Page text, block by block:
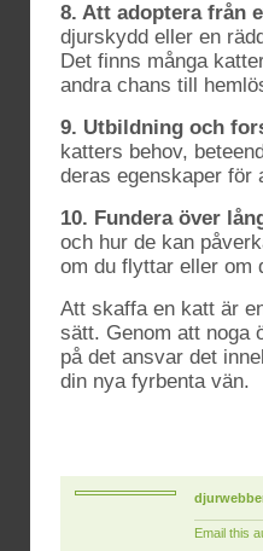
8. Att adoptera från
djurskydd eller en
Det finns många
andra chans till
9. Utbildning och
katters behov,
deras egenskaper
10. Fundera över
och hur de kan
om du flyttar eller om
Att skaffa en katt är
sätt. Genom att noga
på det ansvar det
din nya fyrbenta vän.
Email this